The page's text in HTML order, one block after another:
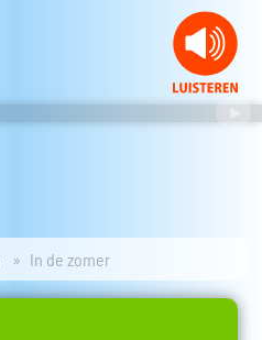
In de zomer